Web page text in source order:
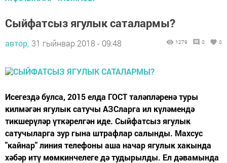
Сыйфатсыз ягулык саталармы?
автор, 31 гыйнвар 2018 - 09:48 1279 0 0
Исегездә булса, 2015 елда ГОСТ таләпләренә туры
килмәгән ягулык сатучы АЗСларга ил күләмендә
тикшерүләр үткәрелгән иде. Сыйфатсыз ягулык
сатучыларга зур гына штрафлар салынды. Махсус
"кайнар" линия телефоны аша начар ягулык хакында
хәбәр итү мөмкинчелеге дә тудырылды. Ел дәвамында